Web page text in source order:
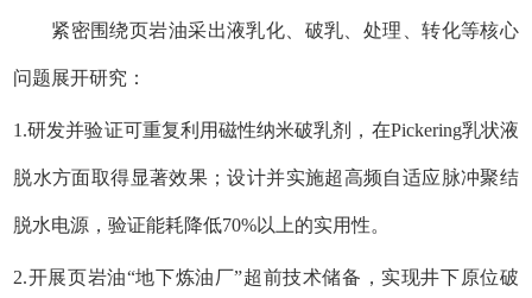
紧密围绕页岩油采出液乳化、破乳、处理、转化等核心
问题展开研究：
1.研发并验证可重复利用磁性纳米破乳剂，在Pickering乳状液
脱水方面取得显著效果；设计并实施超高频自适应脉冲聚结
脱水电源，验证能耗降低70%以上的实用性。
2.开展页岩油“地下炼油厂”超前技术储备，实现井下原位破